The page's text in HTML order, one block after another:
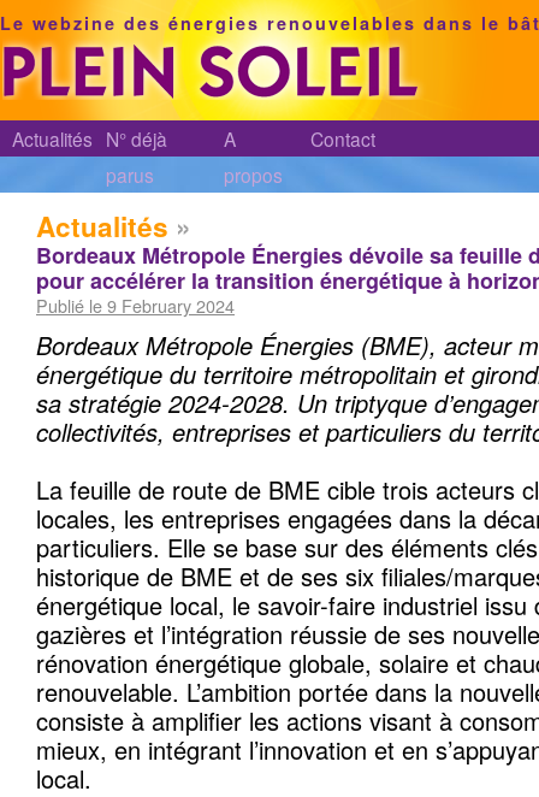
Le webzine des énergies renouvelables dans le
Actualités N° déjà
parus
A
propos
Contact
Actualités »
Bordeaux Métropole Énergies dévoile sa feuille
pour accélérer la transition énergétique à
Publié le 9 February 2024
Bordeaux Métropole Énergies (BME), acteur
énergétique du territoire métropolitain et
sa stratégie 2024-2028. Un triptyque
collectivités, entreprises et particuliers du
La feuille de route de BME cible trois acteurs
locales, les entreprises engagées dans la
particuliers. Elle se base sur des éléments
historique de BME et de ses six filiales/
énergétique local, le savoir-faire industriel issu
gazières et l’intégration réussie de ses
rénovation énergétique globale, solaire et
renouvelable. L’ambition portée dans la
consiste à amplifier les actions visant à
mieux, en intégrant l’innovation et en
local.